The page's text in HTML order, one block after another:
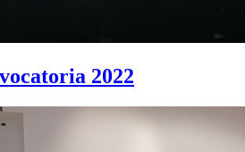
2022